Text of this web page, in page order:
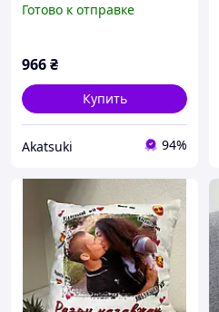
(p0487)
Готово к отправке
966₴
Купить
Akatsuki 94%